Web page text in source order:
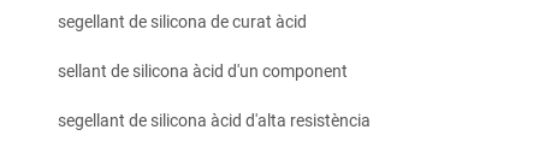
segellant de silicona de curat àcid
sellant de silicona àcid d'un component
segellant de silicona àcid d'alta resistència